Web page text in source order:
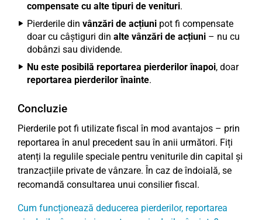
compensate cu alte tipuri de venituri.
Pierderile din vânzări de acțiuni pot fi compensate
doar cu câștiguri din alte vânzări de acțiuni – nu cu
dobânzi sau dividende.
Nu este posibilă reportarea pierderilor înapoi, doar
reportarea pierderilor înainte.
Concluzie
Pierderile pot fi utilizate fiscal în mod avantajos – prin
reportarea în anul precedent sau în anii următori. Fiți
atenți la regulile speciale pentru veniturile din capital și
tranzacțiile private de vânzare. În caz de îndoială, se
recomandă consultarea unui consilier fiscal.
Cum funcționează deducerea pierderilor, reportarea